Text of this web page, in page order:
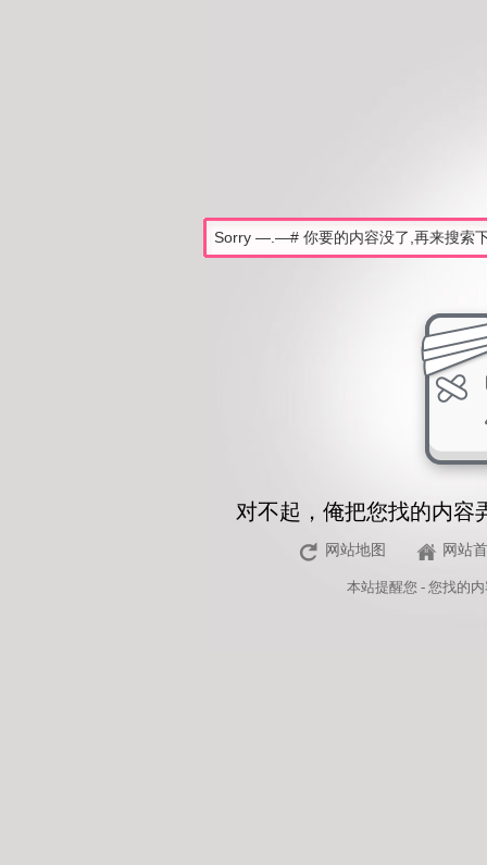
对不起，俺把您找的内容
网站地图 网站
本站提醒您 - 您找的